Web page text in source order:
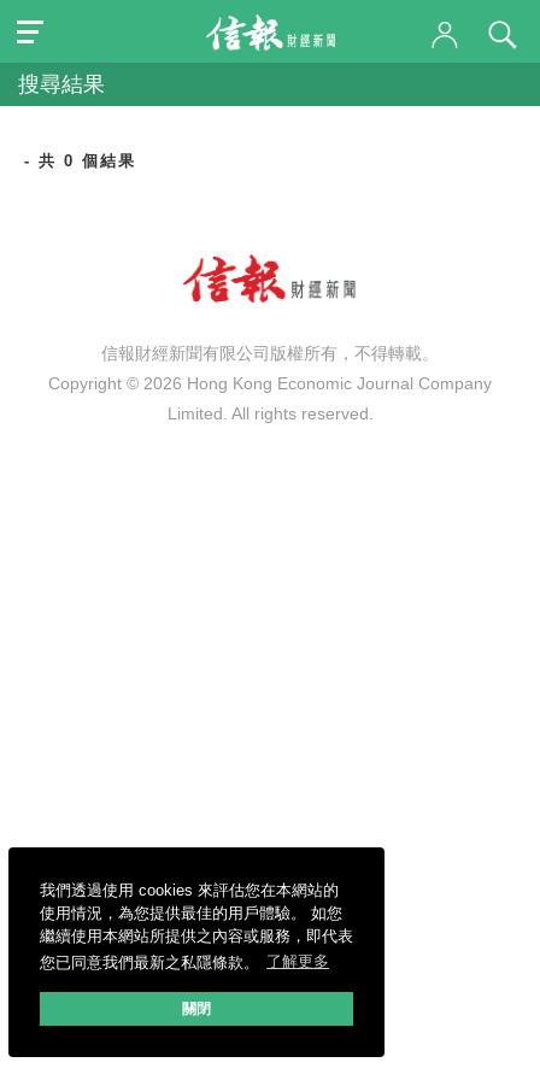
我們透過使用 cookies 來評估您在本網站的
使用情況，為您提供最佳的用戶體驗。 如您
繼續使用本網站所提供之內容或服務，即代表
您已同意我們最新之私隱條款。
了解更多
關閉
搜尋結果
- 共 0 個結果
信報財經新聞有限公司版權所有，不得轉載。
Copyright © 2026 Hong Kong Economic Journal Company
Limited. All rights reserved.